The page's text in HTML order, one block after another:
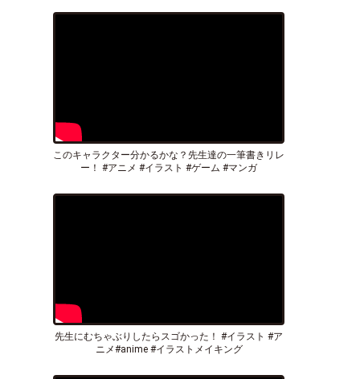
このキャラクター分かるかな？先生達の一筆書きリレ
ー！ #アニメ #イラスト #ゲーム #マンガ
先生にむちゃぶりしたらスゴかった！ #イラスト #ア
ニメ#anime #イラストメイキング